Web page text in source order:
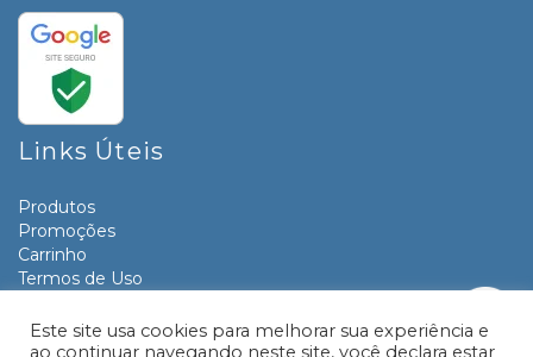
Links Úteis
Produtos
Promoções
Carrinho
Termos de Uso
Contato
Este site usa cookies para melhorar sua experiência e
ao continuar navegando neste site, você declara estar